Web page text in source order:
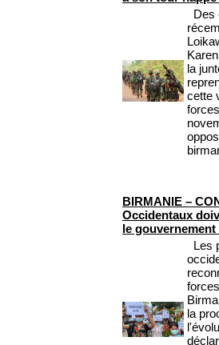
Des
la
cette
BIRMANIE –
Occidentaux
le gouvernement
Les
la